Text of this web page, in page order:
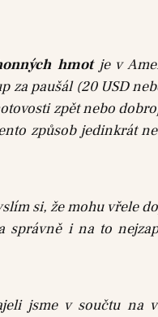
hmotje v
za paušál (20 USD
zpět nebo
způsob jedinkrát
si, že mohu vřele
správně i na to
jsme v součtu na